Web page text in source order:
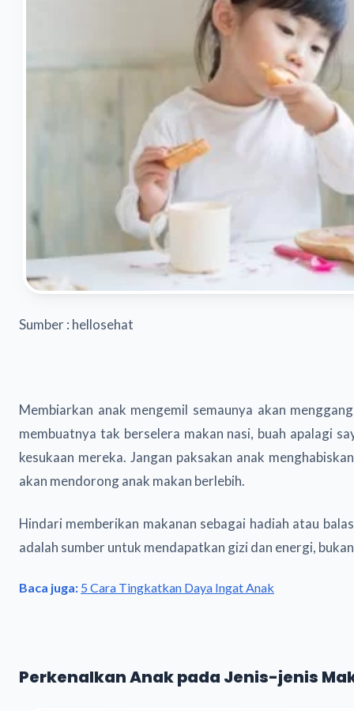
Sumber : hellosehat
Membiarkan anak mengemil semaunya akan
membuatnya tak berselera makan nasi, buah apalagi
kesukaan mereka. Jangan paksakan anak
akan mendorong anak makan berlebih.
Hindari memberikan makanan sebagai hadiah atau
adalah sumber untuk mendapatkan gizi dan energi,
Baca juga: 5 Cara Tingkatkan Daya Ingat Anak
Perkenalkan Anak pada Jenis-jenis